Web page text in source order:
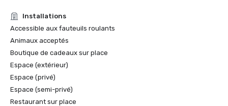
Installations
Accessible aux fauteuils roulants
Animaux acceptés
Boutique de cadeaux sur place
Espace (extérieur)
Espace (privé)
Espace (semi-privé)
Restaurant sur place